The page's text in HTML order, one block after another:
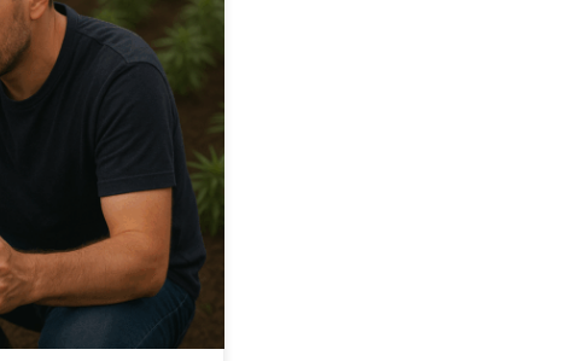
dla ogrodników
się wśród
wielu sklepach można
podkreślają ich rolę w
Ale czy suplementacja
korzyści zamiast